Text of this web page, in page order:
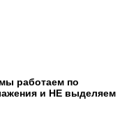
работаем по
и НЕ выделяем